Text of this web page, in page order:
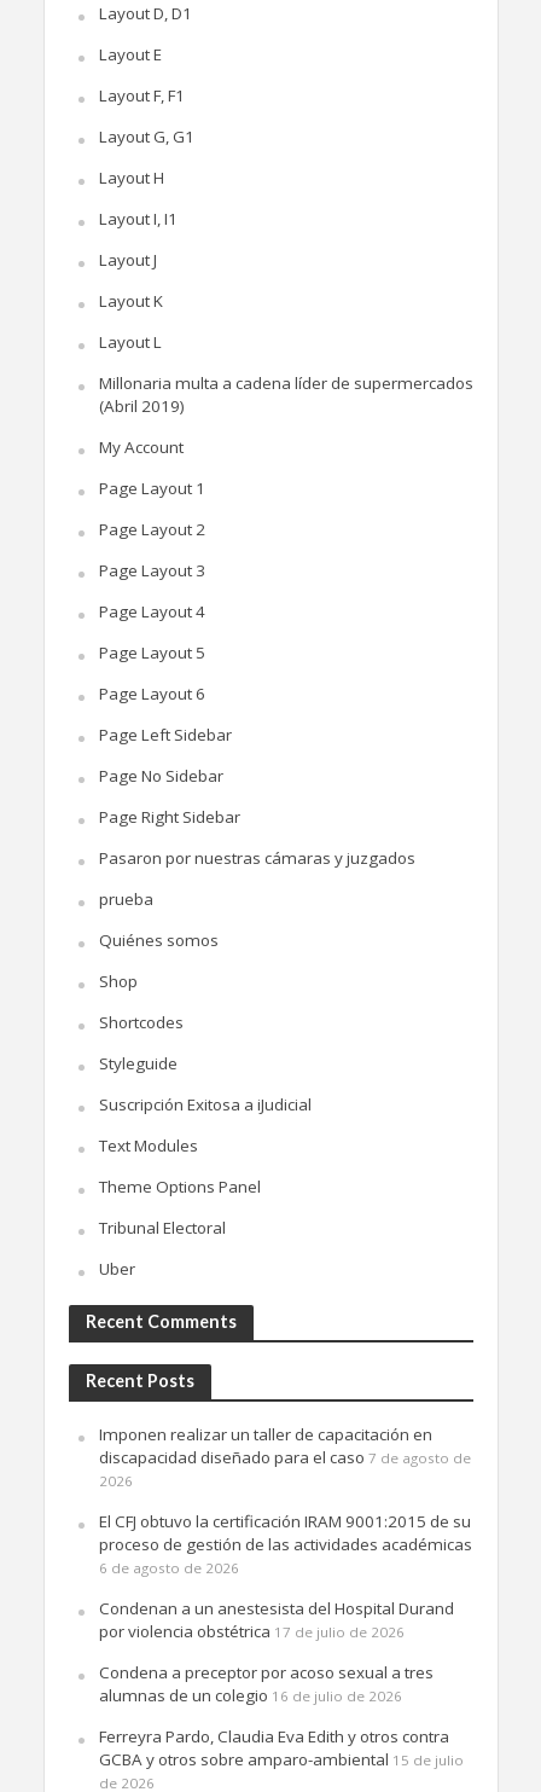
Layout D, D1
Layout E
Layout F, F1
Layout G, G1
Layout H
Layout I, I1
Layout J
Layout K
Layout L
Millonaria multa a cadena líder de supermercados
(Abril 2019)
My Account
Page Layout 1
Page Layout 2
Page Layout 3
Page Layout 4
Page Layout 5
Page Layout 6
Page Left Sidebar
Page No Sidebar
Page Right Sidebar
Pasaron por nuestras cámaras y juzgados
prueba
Quiénes somos
Shop
Shortcodes
Styleguide
Suscripción Exitosa a iJudicial
Text Modules
Theme Options Panel
Tribunal Electoral
Uber
Recent Comments
Recent Posts
Imponen realizar un taller de capacitación en
discapacidad diseñado para el caso 7 de agosto de
2026
El CFJ obtuvo la certificación IRAM 9001:2015 de su
proceso de gestión de las actividades académicas
6 de agosto de 2026
Condenan a un anestesista del Hospital Durand
por violencia obstétrica 17 de julio de 2026
Condena a preceptor por acoso sexual a tres
alumnas de un colegio 16 de julio de 2026
Ferreyra Pardo, Claudia Eva Edith y otros contra
GCBA y otros sobre amparo-ambiental 15 de julio
de 2026